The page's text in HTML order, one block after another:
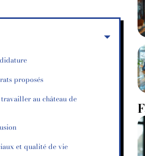
proposés
au château de
et qualité de vie